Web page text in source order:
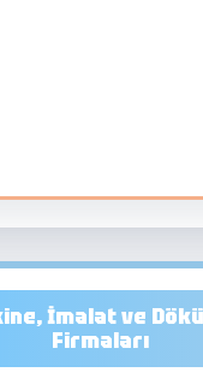
İmalat ve
Firmaları